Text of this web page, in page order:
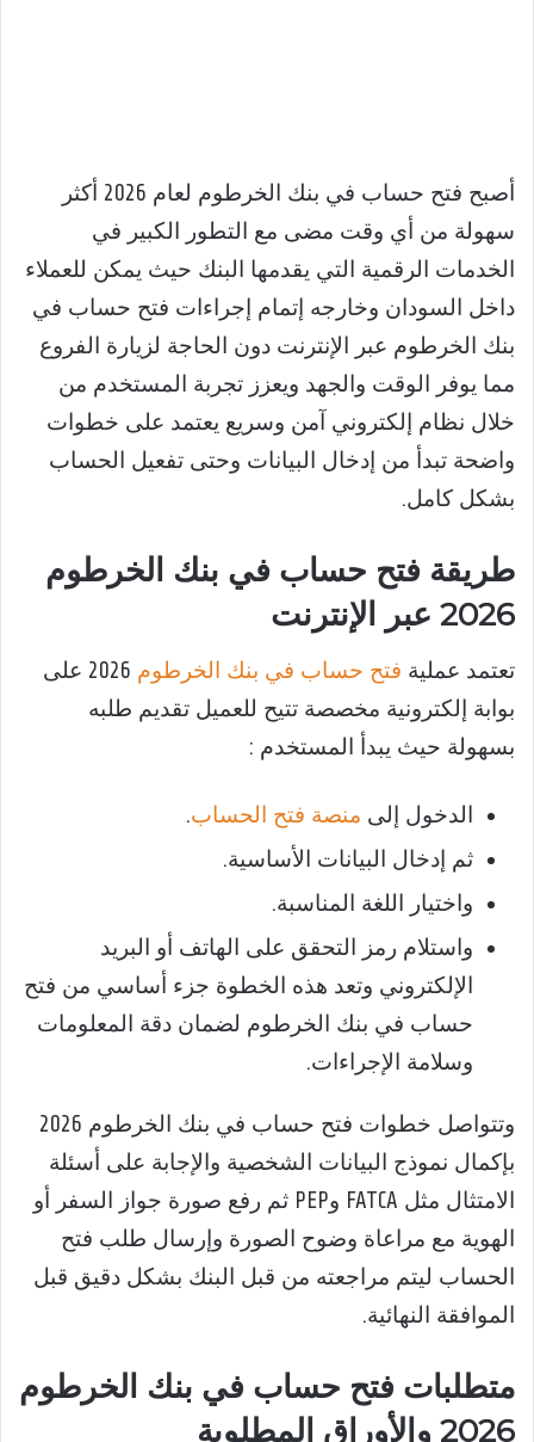
أصبح فتح حساب في بنك الخرطوم لعام 2026 أكثر
سهولة من أي وقت مضى مع التطور الكبير في
الخدمات الرقمية التي يقدمها البنك حيث يمكن للعملاء
داخل السودان وخارجه إتمام إجراءات فتح حساب في
بنك الخرطوم عبر الإنترنت دون الحاجة لزيارة الفروع
مما يوفر الوقت والجهد ويعزز تجربة المستخدم من
خلال نظام إلكتروني آمن وسريع يعتمد على خطوات
واضحة تبدأ من إدخال البيانات وحتى تفعيل الحساب
بشكل كامل.
طريقة فتح حساب في بنك الخرطوم
2026 عبر الإنترنت
تعتمد عملية فتح حساب في بنك الخرطوم
2026 على
بوابة إلكترونية مخصصة تتيح للعميل تقديم طلبه
بسهولة حيث يبدأ المستخدم :
الدخول إلى منصة فتح الحساب.
ثم إدخال البيانات الأساسية.
واختيار اللغة المناسبة.
واستلام رمز التحقق على الهاتف أو البريد
الإلكتروني وتعد هذه الخطوة جزء أساسي من فتح
حساب في بنك الخرطوم لضمان دقة المعلومات
وسلامة الإجراءات.
وتتواصل خطوات فتح حساب في بنك الخرطوم 2026
بإكمال نموذج البيانات الشخصية والإجابة على أسئلة
الامتثال مثل FATCA وPEP ثم رفع صورة جواز السفر أو
الهوية مع مراعاة وضوح الصورة وإرسال طلب فتح
الحساب ليتم مراجعته من قبل البنك بشكل دقيق قبل
الموافقة النهائية.
متطلبات فتح حساب في بنك الخرطوم
2026 والأوراق المطلوبة